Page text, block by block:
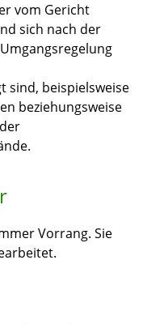
vom Gericht
sich nach der
sind, beispielsweise
beziehungsweise
Vorrang. Sie